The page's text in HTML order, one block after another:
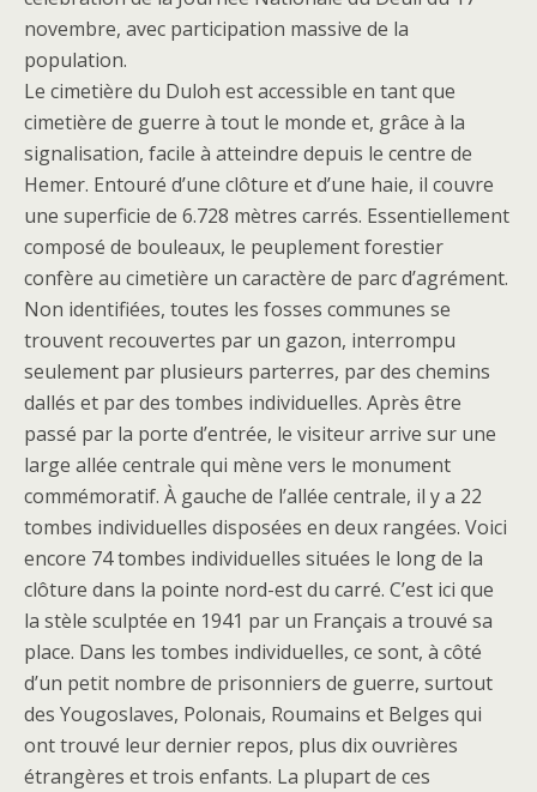
novembre, avec participation massive de la
population.
Le cimetière du Duloh est accessible en tant que
cimetière de guerre à tout le monde et, grâce à la
signalisation, facile à atteindre depuis le centre de
Hemer. Entouré d’une clôture et d’une haie, il couvre
une superficie de 6.728 mètres carrés. Essentiellement
composé de bouleaux, le peuplement forestier
confère au cimetière un caractère de parc d’agrément.
Non identifiées, toutes les fosses communes se
trouvent recouvertes par un gazon, interrompu
seulement par plusieurs parterres, par des chemins
dallés et par des tombes individuelles. Après être
passé par la porte d’entrée, le visiteur arrive sur une
large allée centrale qui mène vers le monument
commémoratif. À gauche de l’allée centrale, il y a 22
tombes individuelles disposées en deux rangées. Voici
encore 74 tombes individuelles situées le long de la
clôture dans la pointe nord-est du carré. C’est ici que
la stèle sculptée en 1941 par un Français a trouvé sa
place. Dans les tombes individuelles, ce sont, à côté
d’un petit nombre de prisonniers de guerre, surtout
des Yougoslaves, Polonais, Roumains et Belges qui
ont trouvé leur dernier repos, plus dix ouvrières
étrangères et trois enfants. La plupart de ces